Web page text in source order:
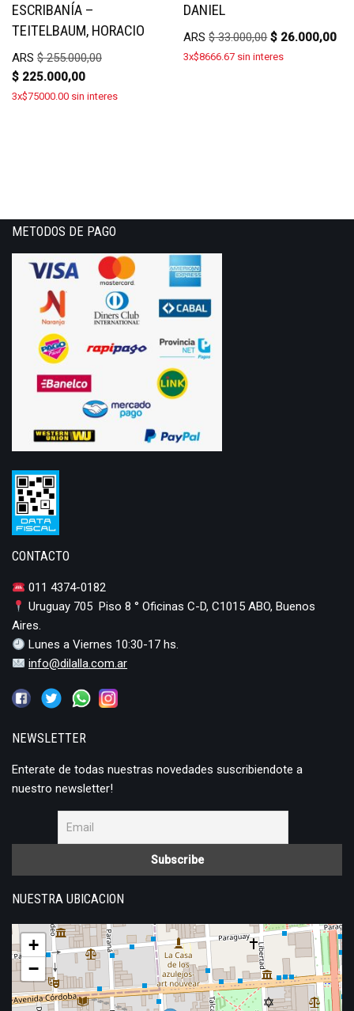
ESCRIBANÍA –
TEITELBAUM, HORACIO
ARS $255.000,00
$ 225.000,00
3x$75000.00 sin interes
DANIEL
ARS$33.000,00 $ 26.000,00
3x$8666.67 sin interes
METODOS DE PAGO
CONTACTO
011 4374-0182
Uruguay 705 Piso 8 ° Oficinas C-D, C1015 ABO, Buenos
Aires.
Lunes a Viernes 10:30-17 hs.
info@dilalla.com.ar
NEWSLETTER
Enterate de todas nuestras novedades suscribiendote a
nuestro newsletter!
NUESTRA UBICACION
+
−